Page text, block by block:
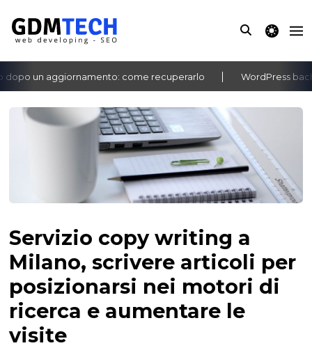
theme
un aggiornamento: come recuperarlo WordPress
‹ ›
Servizio copy writing a
Milano, scrivere articoli per
posizionarsi nei motori di
ricerca e aumentare le
visite